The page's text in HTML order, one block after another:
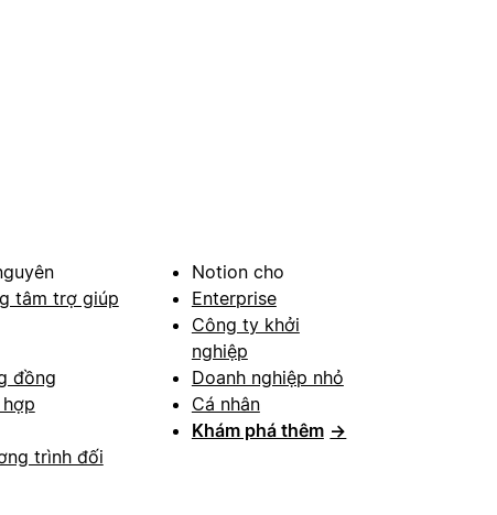
tâm trợ giúp
đồng
trình đối
Notion cho
Enterprise
Công ty khởi
nghiệp
Doanh nghiệp nhỏ
Cá nhân
Khám phá thêm →